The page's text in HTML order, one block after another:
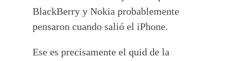
BlackBerry y Nokia probablemente
pensaron cuando salió el iPhone.
Ese es precisamente el quid de la